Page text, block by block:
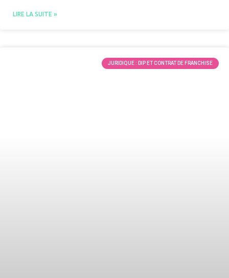
LIRE LA SUITE »
JURIDIQUE : DIP ET CONTRAT DE FRANCHISE